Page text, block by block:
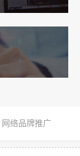
网络品牌推广